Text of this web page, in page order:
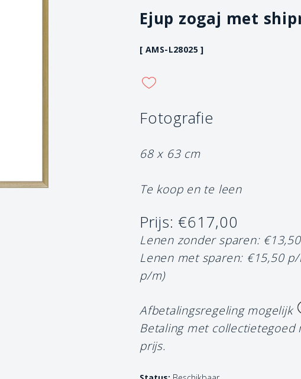
Ejup zogaj met
[ AMS-L28025 ]
Fotografie
68 x 63 cm
Te koop en te leen
Prijs: €617,00
Lenen zonder sparen:
Lenen met sparen: €15,50
p/m)
Afbetalingsregeling mogelijk
Betaling met collectietegoed
prijs.